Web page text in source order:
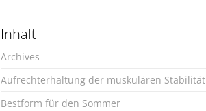
Inhalt
Archives
Aufrechterhaltung der muskulären Stabilität
Bestform für den Sommer